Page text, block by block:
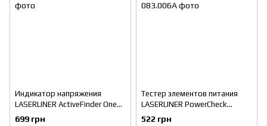
Индикатор напряжения
LASERLINER ActiveFinder One
(083.004A)
699 грн
Тестер элементов питания
LASERLINER PowerCheck
(083.006A)
522 грн